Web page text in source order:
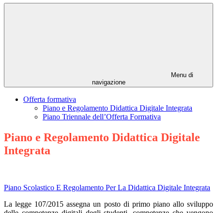
Menu di
navigazione
Offerta formativa
Piano e Regolamento Didattica Digitale Integrata
Piano Triennale dell’Offerta Formativa
Piano e Regolamento Didattica Digitale
Integrata
Piano Scolastico E Regolamento Per La Didattica Digitale Integrata
La legge 107/2015 assegna un posto di primo piano allo sviluppo